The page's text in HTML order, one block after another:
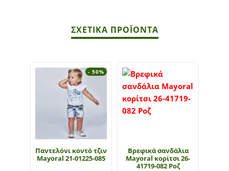
ΣΧΕΤΙΚΆ ΠΡΟΪΌΝΤΑ
- 50%
Παντελόνι κοντό τζιν
Mayoral 21-01225-085
Βρεφικά σανδάλια
Mayoral κορίτσι 26-
41719-082 Ροζ